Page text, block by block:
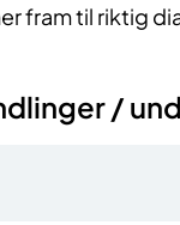
fram til riktig
/